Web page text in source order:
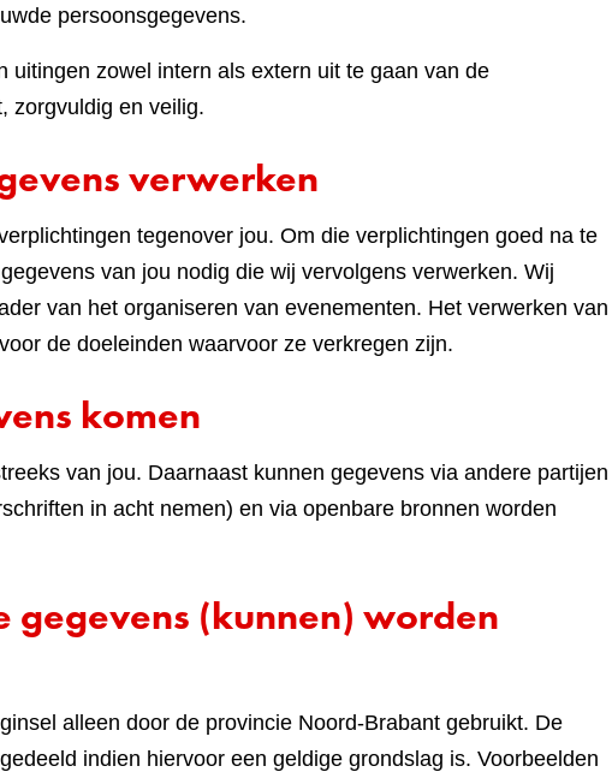
persoonsgegevens.
uitingen zowel intern als extern uit te gaan van de
zorgvuldig en veilig.
verwerken
tegenover jou. Om die verplichtingen goed na te
van jou nodig die wij vervolgens verwerken. Wij
van het organiseren van evenementen. Het verwerken van
de doeleinden waarvoor ze verkregen zijn.
komen
van jou. Daarnaast kunnen gegevens via andere partijen
in acht nemen) en via openbare bronnen worden
(kunnen) worden
alleen door de provincie Noord-Brabant gebruikt. De
indien hiervoor een geldige grondslag is. Voorbeelden